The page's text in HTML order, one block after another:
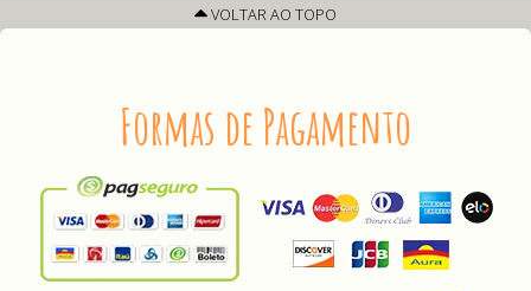
VOLTAR AO TOPO
Formas de Pagamento